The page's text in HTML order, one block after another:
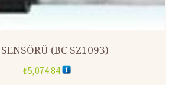
(BC SZ1093)
₺5,074.84